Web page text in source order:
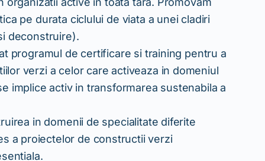
pe durata ciclului de viata a unei cladiri
deconstruire).
programul de certificare si training pentru a
verzi a celor care activeaza in domeniul
implice activ in transformarea sustenabila a
in domenii de specialitate diferite
a proiectelor de constructii verzi